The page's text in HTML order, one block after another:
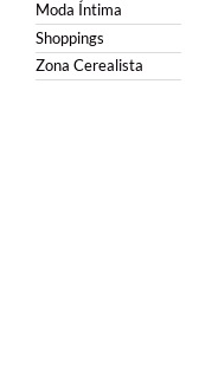
Moda Íntima
Shoppings
Zona Cerealista